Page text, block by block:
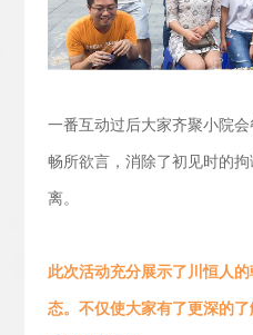
一番互动过后大家齐聚小院会
畅所欲言，消除了初见时的
离。
此次活动充分展示了川恒人的
态。 不仅使大家有了更深的